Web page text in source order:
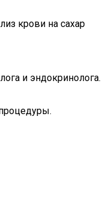
крови на сахар
и эндокринолога.